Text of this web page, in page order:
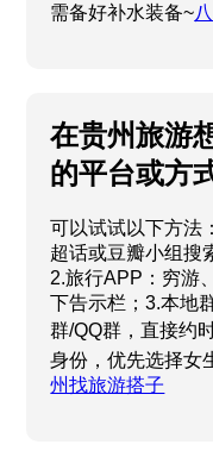
需备好补水装备~
在贵州旅游
的平台或方
可以试试以下方法
超话或豆瓣小组搜
2.旅行APP：穷游
下告示栏；3.本地
群/QQ群，直接约
身份，优先选择女
州找旅游搭子